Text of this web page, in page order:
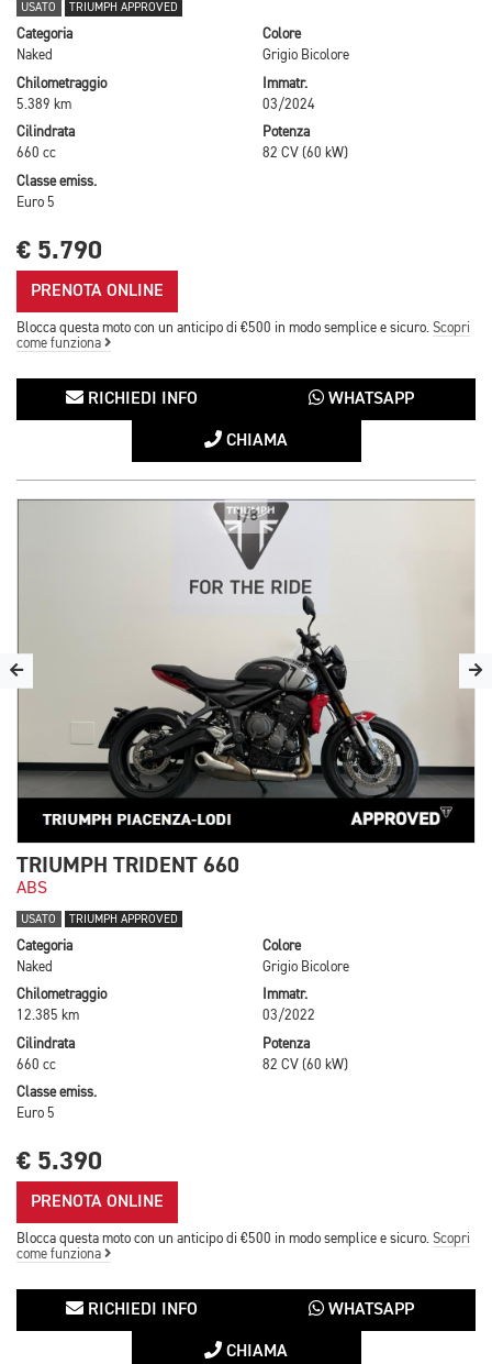
USATO TRIUMPH APPROVED
Categoria
Naked
Colore
Grigio Bicolore
Chilometraggio
5.389 km
Immatr.
03/2024
Cilindrata
660 cc
Potenza
82 CV (60 kW)
Classe emiss.
Euro 5
€ 5.790
PRENOTA ONLINE
Blocca questa moto con un anticipo di €500 in modo semplice e sicuro. Scopri
come funziona
RICHIEDI INFO WHATSAPP
CHIAMA
1/8
TRIUMPH TRIDENT 660
ABS
USATO TRIUMPH APPROVED
Categoria
Naked
Colore
Grigio Bicolore
Chilometraggio
12.385 km
Immatr.
03/2022
Cilindrata
660 cc
Potenza
82 CV (60 kW)
Classe emiss.
Euro 5
€ 5.390
PRENOTA ONLINE
Blocca questa moto con un anticipo di €500 in modo semplice e sicuro. Scopri
come funziona
RICHIEDI INFO WHATSAPP
CHIAMA